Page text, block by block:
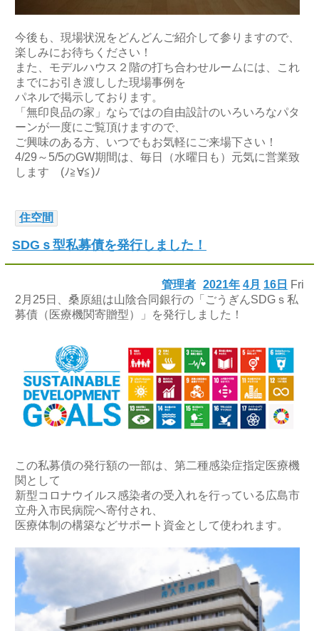
今後も、現場状況をどんどんご紹介して参りますので、
楽しみにお待ちください！
また、モデルハウス２階の打ち合わせルームには、これ
までにお引き渡しした現場事例を
パネルで掲示しております。
「無印良品の家」ならではの自由設計のいろいろなパタ
ーンが一度にご覧頂けますので、
ご興味のある方、いつでもお気軽にご来場下さい！
4/29～5/5のGW期間は、毎日（水曜日も）元気に営業致
します (ﾉ≧∀≦)ﾉ
住空間
SDGｓ型私募債を発行しました！
2021年 4月 16日 Fri
管理者
2月25日、桑原組は山陰合同銀行の「ごうぎんSDGｓ私
募債（医療機関寄贈型）」を発行しました！
この私募債の発行額の一部は、第二種感染症指定医療機
関として
新型コロナウイルス感染者の受入れを行っている広島市
立舟入市民病院へ寄付され、
医療体制の構築などサポート資金として使われます。